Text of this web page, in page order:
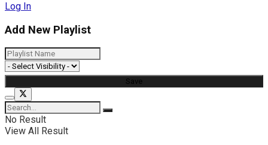
Log In
Add New Playlist
No Result
View All Result